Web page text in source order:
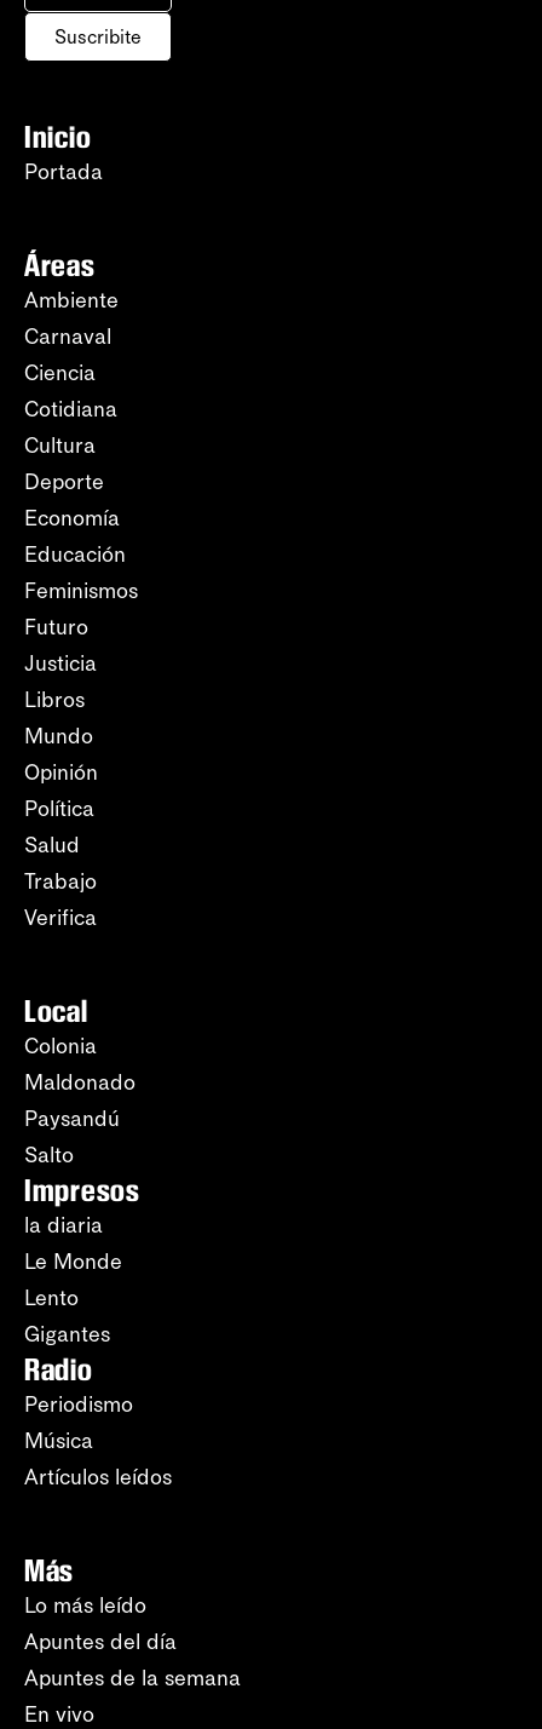
Suscribite
Inicio
Portada
Áreas
Ambiente
Carnaval
Ciencia
Cotidiana
Cultura
Deporte
Economía
Educación
Feminismos
Futuro
Justicia
Libros
Mundo
Opinión
Política
Salud
Trabajo
Verifica
Local
Colonia
Maldonado
Paysandú
Salto
Impresos
la diaria
Le Monde
Lento
Gigantes
Radio
Periodismo
Música
Artículos leídos
Más
Lo más leído
Apuntes del día
Apuntes de la semana
En vivo